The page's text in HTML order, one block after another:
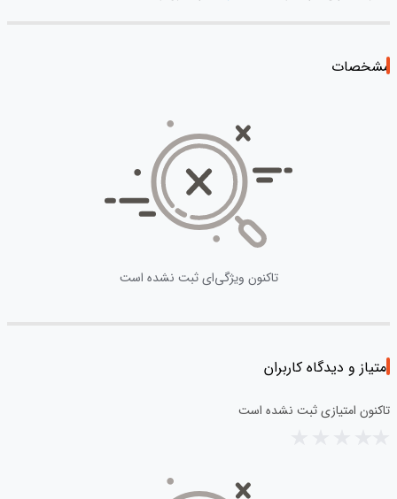
مشخصات
تاکنون ویژگی‌ای ثبت نشده است
امتیاز و دیدگاه کاربران
تاکنون امتیازی ثبت نشده است